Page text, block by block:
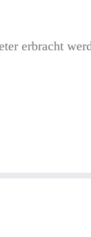
erbracht